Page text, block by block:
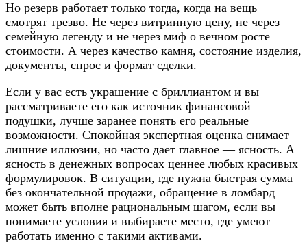
Но резерв работает только тогда, когда на вещь
смотрят трезво. Не через витринную цену, не через
семейную легенду и не через миф о вечном росте
стоимости. А через качество камня, состояние изделия,
документы, спрос и формат сделки.
Если у вас есть украшение с бриллиантом и вы
рассматриваете его как источник финансовой
подушки, лучше заранее понять его реальные
возможности. Спокойная экспертная оценка снимает
лишние иллюзии, но часто дает главное — ясность. А
ясность в денежных вопросах ценнее любых красивых
формулировок. В ситуации, где нужна быстрая сумма
без окончательной продажи, обращение в ломбард
может быть вполне рациональным шагом, если вы
понимаете условия и выбираете место, где умеют
работать именно с такими активами.